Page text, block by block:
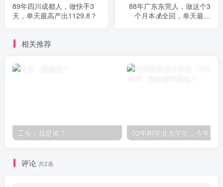
89年四川成都人，做快手3
天，单天最高产出1129.8？
88年广东东莞人，做这个3
个月本💰全回，单天最高
相关推荐
工头：我是谁？
评论 共2条